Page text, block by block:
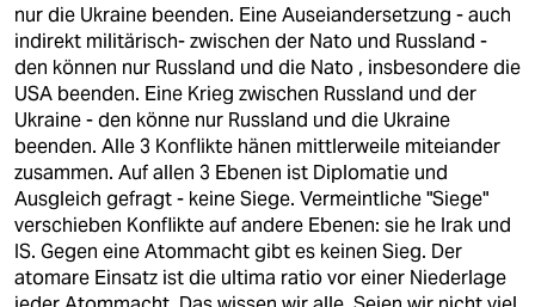
nur die Ukraine beenden. Eine Auseiandersetzung - auch
indirekt militärisch- zwischen der Nato und Russland -
den können nur Russland und die Nato , insbesondere die
USA beenden. Eine Krieg zwischen Russland und der
Ukraine - den könne nur Russland und die Ukraine
beenden. Alle 3 Konflikte hänen mittlerweile miteiander
zusammen. Auf allen 3 Ebenen ist Diplomatie und
Ausgleich gefragt - keine Siege. Vermeintliche "Siege"
verschieben Konflikte auf andere Ebenen: sie he Irak und
IS. Gegen eine Atommacht gibt es keinen Sieg. Der
atomare Einsatz ist die ultima ratio vor einer Niederlage